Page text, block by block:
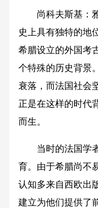
尚科夫斯基：雅
史上具有独特的地
希腊设立的外国考
个特殊的历史背景
衰落，而法国社会
正是在这样的时代
而生。
当时的法国学者
育。由于希腊尚不
认知多来自西欧出
建立为他们提供了